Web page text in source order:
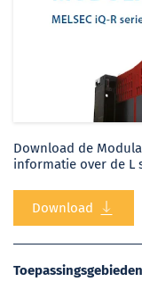
Download de
informatie over de L
Download
Toepassingsgebieden